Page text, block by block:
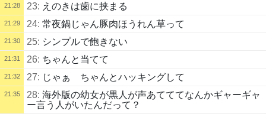
21:28 23: えのきは歯に挟まる
21:29 24: 常夜鍋じゃん豚肉ほうれん草って
21:30 25: シンプルで飽きない
21:31 26: ちゃんと当てて
21:32 27: じゃぁ ちゃんとハッキングして
21:35 28: 海外版の幼女が黒人が声あてててなんかギャーギャ
ー言う人がいたんだって？